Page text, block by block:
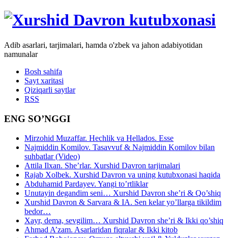
Adib asarlari, tarjimalari, hamda o'zbek va jahon adabiyotidan
namunalar
Bosh sahifa
Sayt xaritasi
Qiziqarli saytlar
RSS
ENG SO’NGGI
Mirzohid Muzaffar. Hechlik va Hellados. Esse
Najmiddin Komilov. Tasavvuf & Najmiddin Komilov bilan
suhbatlar (Video)
Attila Ilxan. She’rlar. Xurshid Davron tarjimalari
Rajab Xolbek. Xurshid Davron va uning kutubxonasi haqida
Abduhamid Pardayev. Yangi to’rtliklar
Unutayin degandim seni… Xurshid Davron she’ri & Qo’shiq
Xurshid Davron & Sarvara & IA. Sen kelar yo’llarga tikildim
bedor…
Xayr, dema, sevgilim… Xurshid Davron she’ri & Ikki qo’shiq
Ahmad A’zam. Asarlaridan fiqralar & Ikki kitob